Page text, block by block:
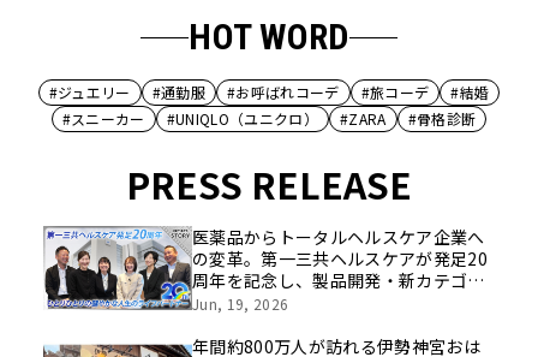
HOT WORD
#ジュエリー #通勤服 #お呼ばれコーデ #旅コーデ
#結婚
#スニーカー
#UNIQLO（ユニクロ） #ZARA #骨格診断
PRESS RELEASE
医薬品からトータルヘルスケア企業へ
の変革。第一三共ヘルスケアが発足20
周年を記念し、製品開発・新カテゴリ
挑戦の舞台や旧社統合時のエピソード
像を公開！
Jun, 19, 2026
年間約800万人が訪れる伊勢神宮おは